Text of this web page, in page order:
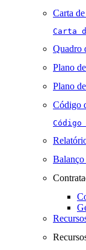
Carta
Carta
Quadro
Plano
Plano
Código
Balanço